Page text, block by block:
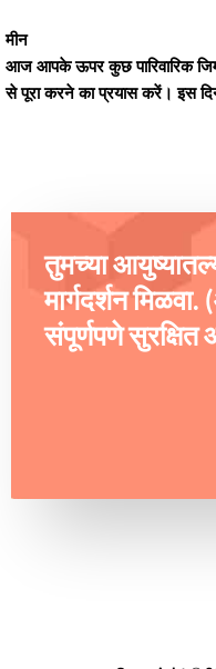
मीन
आज आपके ऊपर कुछ पारिवारिक
से पूरा करने का प्रयास करें। इस
तुमच्या
मार्गदर्शन
संपूर्णपणे सुरक्षित